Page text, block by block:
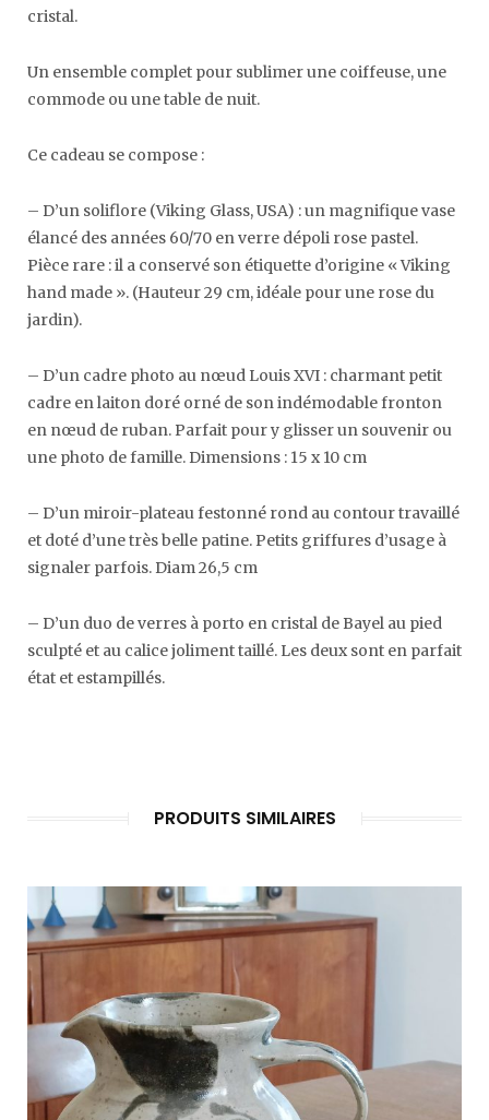
cristal.
Un ensemble complet pour sublimer une coiffeuse, une
commode ou une table de nuit.
Ce cadeau se compose :
– D’un soliflore (Viking Glass, USA) : un magnifique vase
élancé des années 60/70 en verre dépoli rose pastel.
Pièce rare : il a conservé son étiquette d’origine « Viking
hand made ». (Hauteur 29 cm, idéale pour une rose du
jardin).
– D’un cadre photo au nœud Louis XVI : charmant petit
cadre en laiton doré orné de son indémodable fronton
en nœud de ruban. Parfait pour y glisser un souvenir ou
une photo de famille. Dimensions : 15 x 10 cm
– D’un miroir-plateau festonné rond au contour travaillé
et doté d’une très belle patine. Petits griffures d’usage à
signaler parfois. Diam 26,5 cm
– D’un duo de verres à porto en cristal de Bayel au pied
sculpté et au calice joliment taillé. Les deux sont en parfait
état et estampillés.
PRODUITS SIMILAIRES